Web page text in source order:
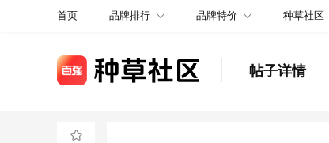
首页 品牌排行 品牌特价 种草社区
帖子详情